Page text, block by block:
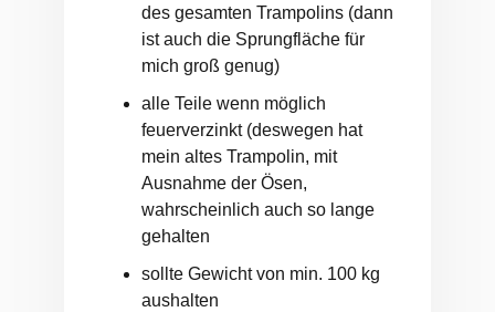
des gesamten Trampolins (dann
ist auch die Sprungfläche für
mich groß genug)
alle Teile wenn möglich
feuerverzinkt (deswegen hat
mein altes Trampolin, mit
Ausnahme der Ösen,
wahrscheinlich auch so lange
gehalten
sollte Gewicht von min. 100 kg
aushalten